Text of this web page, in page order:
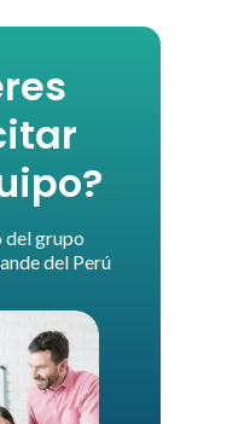
del grupo
del Perú